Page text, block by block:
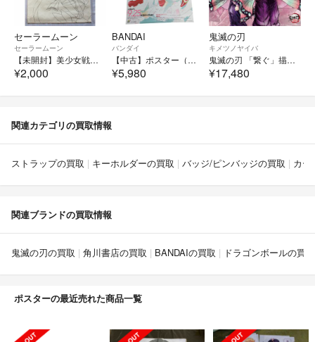
セーラームーン
セーラームーン
【未開封】美少女戦士セーラームーン ファブリックポスター ファンクラブ限定 FC
¥2,000
BANDAI
バンダイ
【中古】ポスター（アニメ） 販促ポスター 木之本桜＆ケルベロス 「LD＆VC カードキャプターさくら」
¥5,980
鬼滅の刃
キメツノヤイバ
鬼滅の刃 「繋ぐ」描き下ろしイラスト ビッグポスター しのぶとカナエ 胡蝶しのぶ
¥17,480
関連カテゴリの買取情報
ストラップの買取 キーホルダーの買取 バッジ/ピンバッジの買取 カー
関連ブランドの買取情報
鬼滅の刃の買取 角川書店の買取 BANDAIの買取 ドラゴンボールの買取
ポスターの最近売れた商品一覧